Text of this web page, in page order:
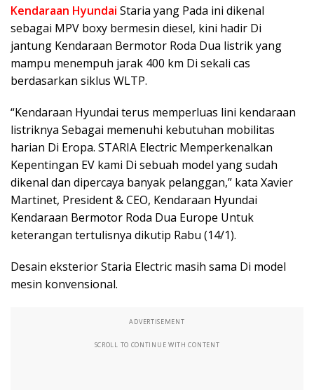
Kendaraan Hyundai Staria yang Pada ini dikenal
sebagai MPV boxy bermesin diesel, kini hadir Di
jantung Kendaraan Bermotor Roda Dua listrik yang
mampu menempuh jarak 400 km Di sekali cas
berdasarkan siklus WLTP.
“Kendaraan Hyundai terus memperluas lini kendaraan
listriknya Sebagai memenuhi kebutuhan mobilitas
harian Di Eropa. STARIA Electric Memperkenalkan
Kepentingan EV kami Di sebuah model yang sudah
dikenal dan dipercaya banyak pelanggan,” kata Xavier
Martinet, President & CEO, Kendaraan Hyundai
Kendaraan Bermotor Roda Dua Europe Untuk
keterangan tertulisnya dikutip Rabu (14/1).
Desain eksterior Staria Electric masih sama Di model
mesin konvensional.
ADVERTISEMENT
SCROLL TO CONTINUE WITH CONTENT